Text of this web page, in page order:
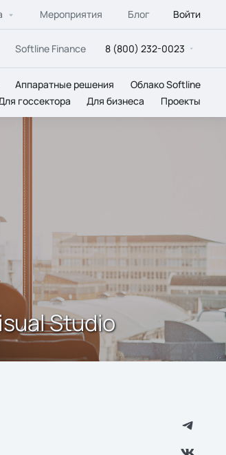
Мероприятия Блог Войти
Softline Finance 8 (800) 232-0023
Аппаратные решения
Облако Softline
госсектора Для бизнеса Проекты
Studio